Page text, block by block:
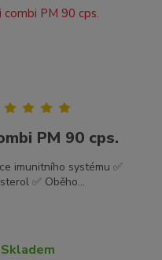
PM 90 cps.
imunitního systému ✅
✅ Oběho...
Skladem